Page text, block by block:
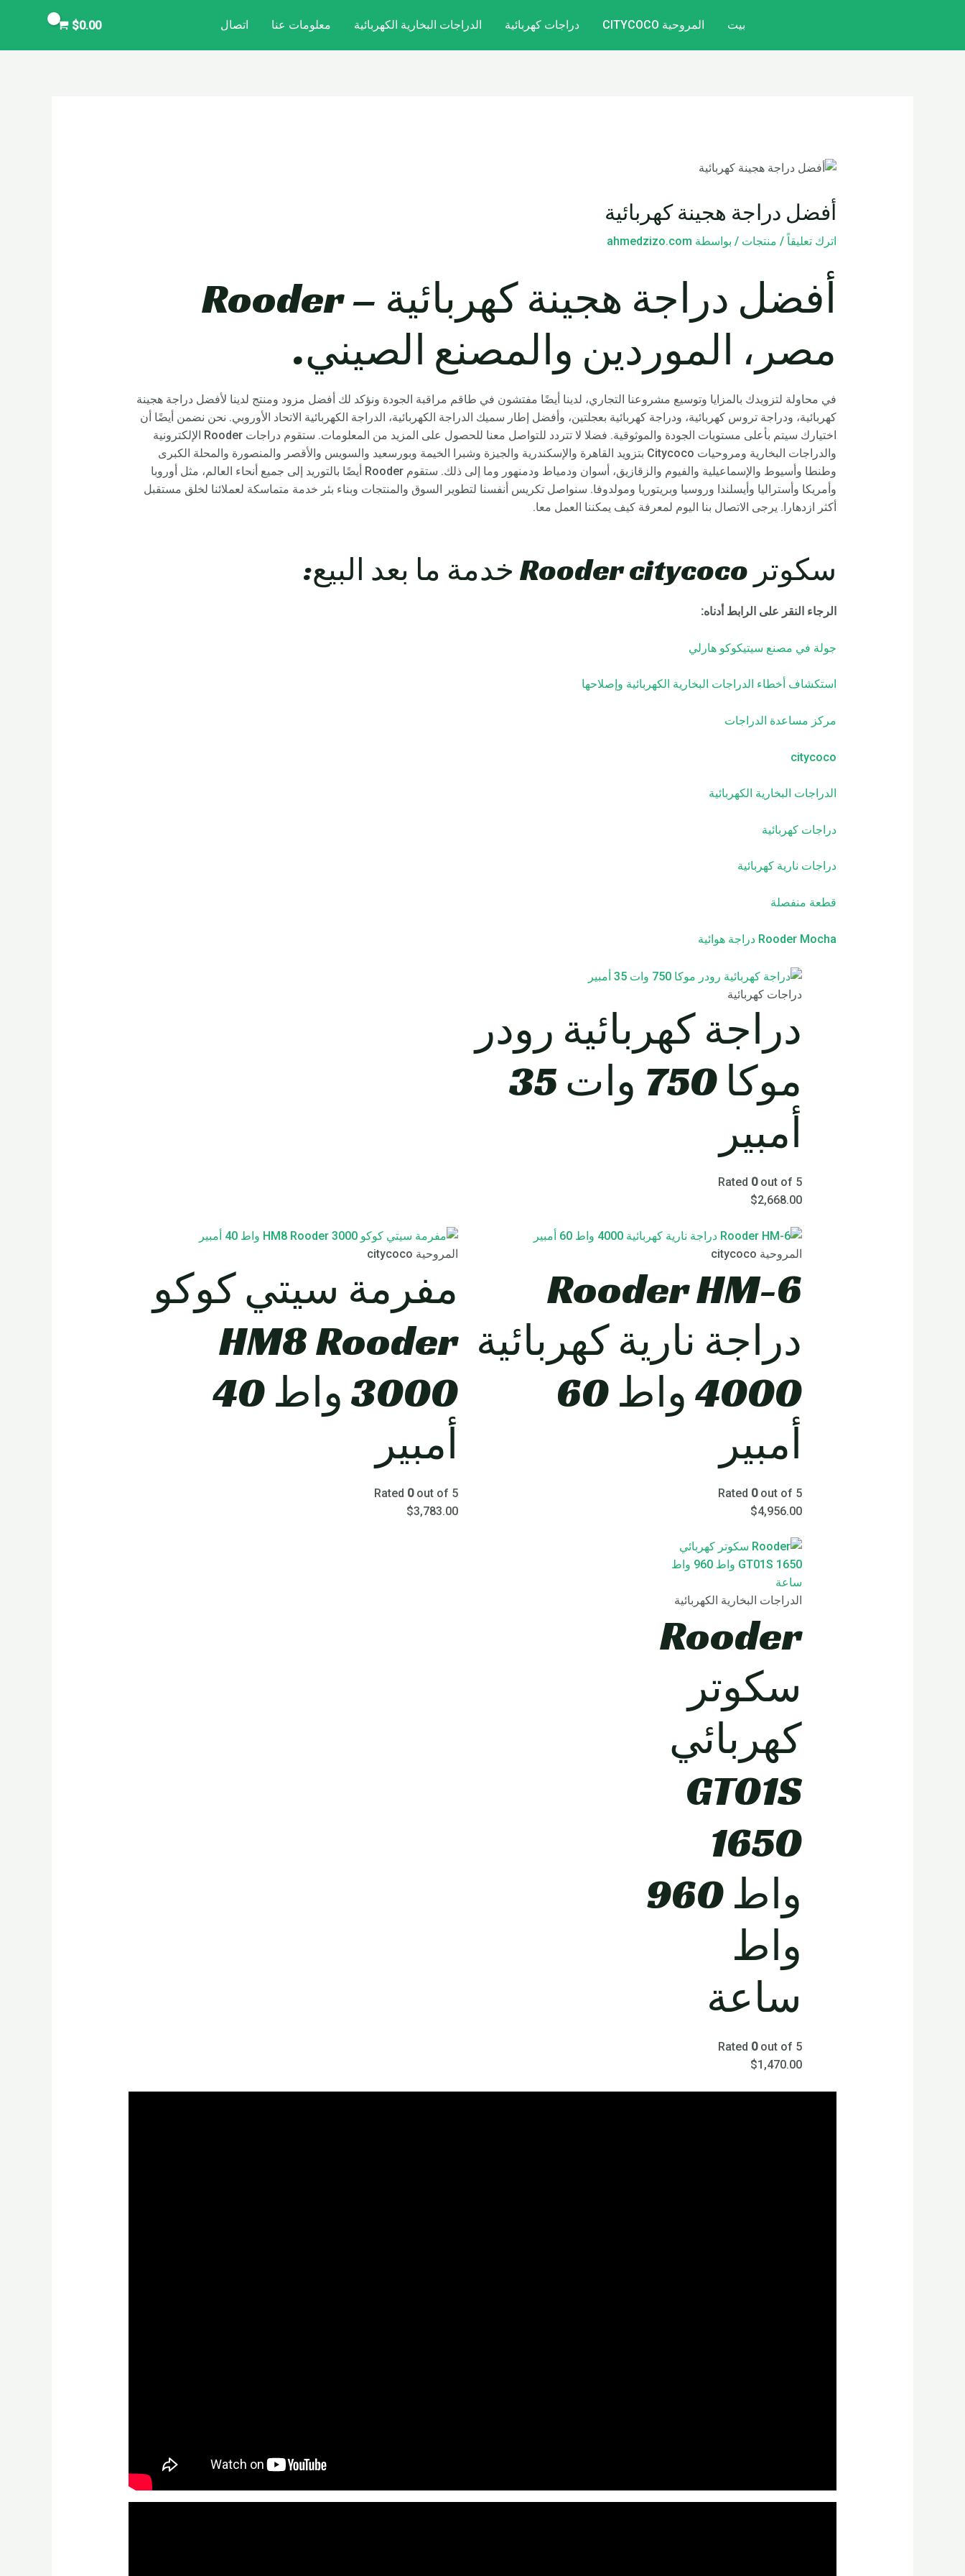
بيت المروحية CITYCOCO دراجات كهربائية الدراجات البخارية الكهربائية معلومات عنا اتصال $0.00
أفضل دراجة هجينة كهربائية
اترك تعليقاً / منتجات / بواسطة ahmedzizo.com
أفضل دراجة هجينة كهربائية – Rooder
مصر، الموردين والمصنع الصيني.
في محاولة لتزويدك بالمزايا وتوسيع مشروعنا التجاري، لدينا أيضًا مفتشون في طاقم مراقبة الجودة ونؤكد لك أفضل مزود ومنتج لدينا لأفضل دراجة هجينة
كهربائية، ودراجة تروس كهربائية، ودراجة كهربائية بعجلتين، وأفضل إطار سميك الدراجة الكهربائية، الدراجة الكهربائية الاتحاد الأوروبي. نحن نضمن أيضًا أن
اختيارك سيتم بأعلى مستويات الجودة والموثوقية. فضلا لا تتردد للتواصل معنا للحصول على المزيد من المعلومات. ستقوم دراجات Rooder الإلكترونية
والدراجات البخارية ومروحيات Citycoco بتزويد القاهرة والإسكندرية والجيزة وشبرا الخيمة وبورسعيد والسويس والأقصر والمنصورة والمحلة الكبرى
وطنطا وأسيوط والإسماعيلية والفيوم والزقازيق، أسوان ودمياط ودمنهور وما إلى ذلك. ستقوم Rooder أيضًا بالتوريد إلى جميع أنحاء العالم، مثل أوروبا
وأمريكا وأستراليا وأيسلندا وروسيا وبريتوريا ومولدوفا. سنواصل تكريس أنفسنا لتطوير السوق والمنتجات وبناء بئر خدمة متماسكة لعملائنا لخلق مستقبل
أكثر ازدهارا. يرجى الاتصال بنا اليوم لمعرفة كيف يمكننا العمل معا.
سكوتر Rooder citycoco خدمة ما بعد البيع:
الرجاء النقر على الرابط أدناه:
جولة في مصنع سيتيكوكو هارلي
استكشاف أخطاء الدراجات البخارية الكهربائية وإصلاحها
مركز مساعدة الدراجات
citycoco
الدراجات البخارية الكهربائية
دراجات كهربائية
دراجات نارية كهربائية
قطعة منفصلة
Rooder Mocha دراجة هوائية
دراجات كهربائية
دراجة كهربائية رودر
موكا 750 وات 35
أمبير
Rated 0out of 5
$2,668.00
المروحية citycoco
Rooder HM-6
دراجة نارية كهربائية
4000 واط 60
أمبير
Rated 0out of 5
$4,956.00
المروحية citycoco
مفرمة سيتي كوكو
HM8 Rooder
3000 واط 40
أمبير
Rated 0out of 5
$3,783.00
الدراجات البخارية الكهربائية
Rooder
سكوتر
كهربائي
GT01S
1650
واط 960
واط
ساعة
Rated 0out of 5
$1,470.00